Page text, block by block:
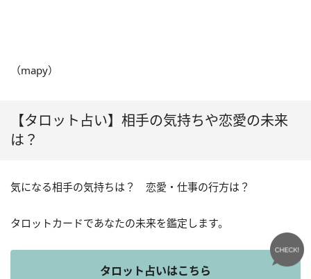
（mapy）
【タロット占い】相手の気持ちや恋愛の未来
は？
気になる相手の気持ちは？ 恋愛・仕事の行方は？
タロットカードであなたの未来を鑑定します。
タロット占いはこちら